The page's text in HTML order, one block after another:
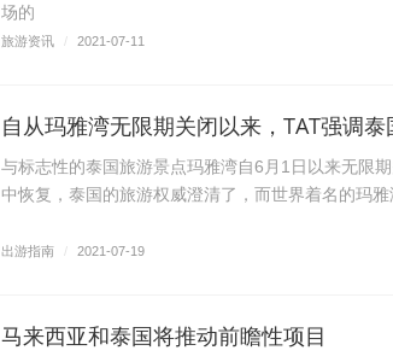
场的
旅游资讯 / 2021-07-11
自从玛雅湾无限期关闭以来，TAT强调
与标志性的泰国旅游景点玛雅湾自6月1​​日以来无限
中恢复，泰国的旅游权威澄清了，而世界着名的玛
出游指南 / 2021-07-19
马来西亚和泰国将推动前瞻性项目